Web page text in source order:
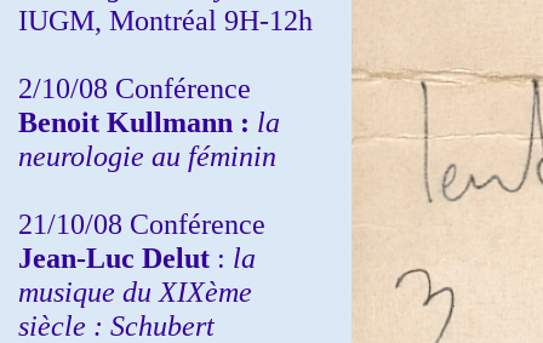
IUGM, Montréal 9H-12h
2/10/08 Conférence
Benoit Kullmann : la
neurologie au féminin
21/10/08 Conférence
Jean-Luc Delut : la
musique du XIXème
siècle : Schubert